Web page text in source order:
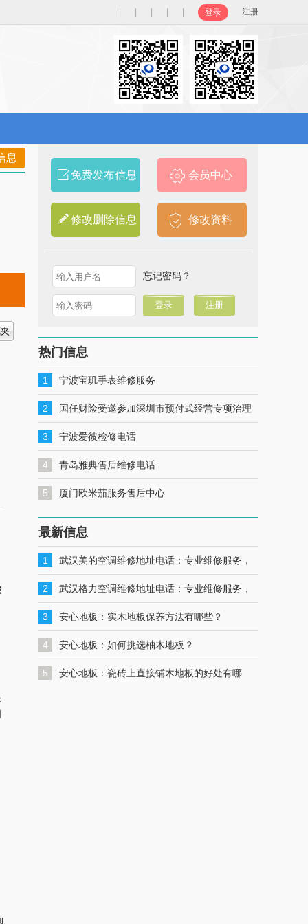
登录 注册
息
免费发布信息 会员中心
修改删除信息 修改资料
忘记密码？
热门信息
1 宁波宝玑手表维修服务
2 国任财险受邀参加深圳市预付式经营专项治理
工作推进会暨预付式经营领域保险签约仪式
3 宁波爱彼检修电话
4 青岛雅典售后维修电话
5 厦门欧米茄服务售后中心
最新信息
1 武汉美的空调维修地址电话：专业维修服务，
一键联系解决您的美的空调问题
2 武汉格力空调维修地址电话：专业维修服务，
一键联系解决您的格力空调问题
3 安心地板：实木地板保养方法有哪些？
4 安心地板：如何挑选柚木地板？
5 安心地板：瓷砖上直接铺木地板的好处有哪